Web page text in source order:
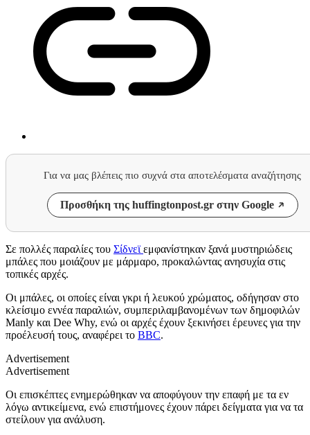
Για να μας βλέπεις πιο συχνά στα αποτελέσματα αναζήτησης
Προσθήκη της huffingtonpost.gr στην Google
Σε πολλές παραλίες του Σίδνεϊεμφανίστηκαν ξανά μυστηριώδεις
μπάλες που μοιάζουν με μάρμαρο, προκαλώντας ανησυχία στις
τοπικές αρχές.
Οι μπάλες, οι οποίες είναι γκρι ή λευκού χρώματος, οδήγησαν στο
κλείσιμο εννέα παραλιών, συμπεριλαμβανομένων των δημοφιλών
Manly και Dee Why, ενώ οι αρχές έχουν ξεκινήσει έρευνες για την
προέλευσή τους, αναφέρει το BBC.
Advertisement
Advertisement
Οι επισκέπτες ενημερώθηκαν να αποφύγουν την επαφή με τα εν
λόγω αντικείμενα, ενώ επιστήμονες έχουν πάρει δείγματα για να τα
στείλουν για ανάλυση.